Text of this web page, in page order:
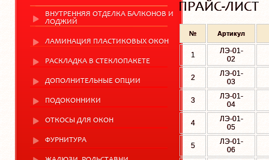
ВНУТРЕННЯЯ ОТДЕЛКА БАЛКОНОВ И
ЛОДЖИЙ
ЛАМИНАЦИЯ ПЛАСТИКОВЫХ ОКОН
РАСКЛАДКА В СТЕКЛОПАКЕТЕ
ДОПОЛНИТЕЛЬНЫЕ ОПЦИИ
ПОДОКОННИКИ
ОТКОСЫ ДЛЯ ОКОН
ФУРНИТУРА
ПРАЙС-ЛИСТ
№ Артикул
1
ЛЭ-01-
02
2
ЛЭ-01-
03
3
ЛЭ-01-
04
4
ЛЭ-01-
05
5
ЛЭ-01-
06